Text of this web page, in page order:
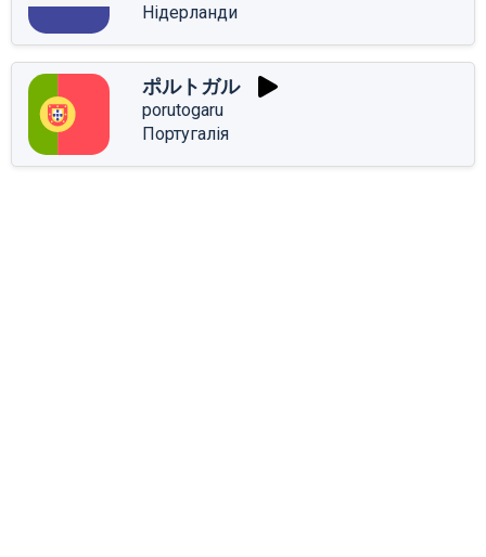
Нідерланди
ポルトガル
porutogaru
Португалія